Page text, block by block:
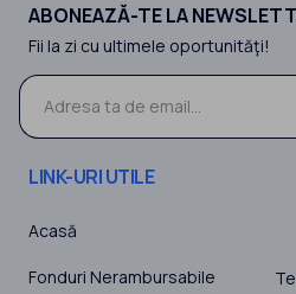
ABONEAZĂ-TE LA
Fii la zi cu ultimele oportunităţi!
LINK-URI UTILE
Acasă
Fonduri Nerambursabile